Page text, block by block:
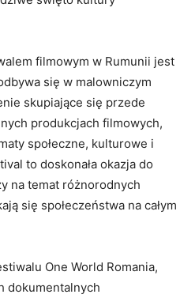
filmowym​ w Rumunii jest
się ⁢w malowniczym
skupiające się przede
produkcjach filmowych,
społeczne,⁢ kulturowe i
to⁢ doskonała okazja do
na temat różnorodnych
‍się ⁤społeczeństwa na ⁢całym‍
One ⁣World Romania,
dokumentalnych